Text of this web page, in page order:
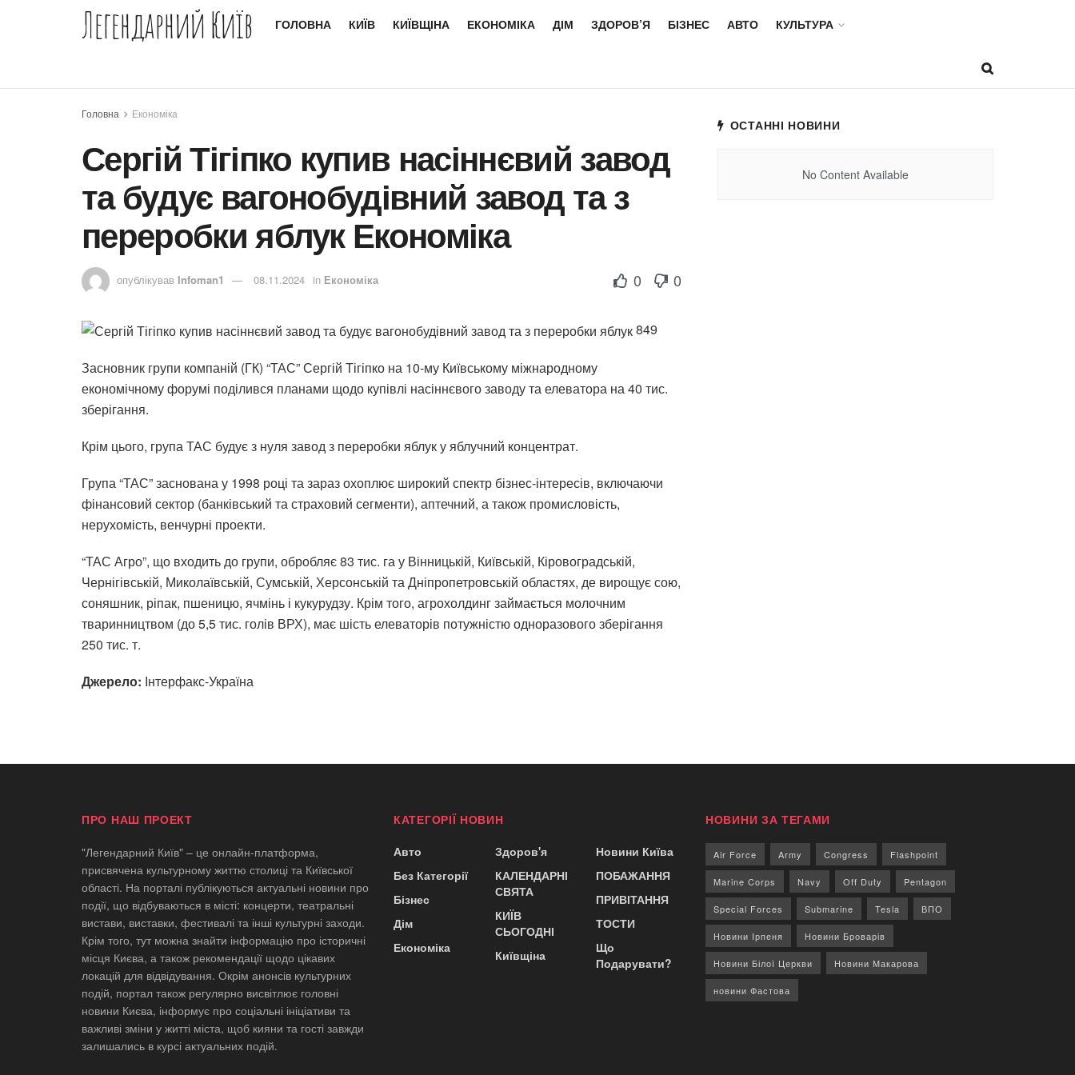
Легендарний Київ ГОЛОВНА КИЇВ КИЇВЩІНА ЕКОНОМІКА ДІМ ЗДОРОВ’Я БІЗНЕС АВТО КУЛЬТУРА
Головна Економіка
Сергій Тігіпко купив насіннєвий завод
та будує вагонобудівний завод та з
переробки яблук Економіка
опублікував Infoman1 08.11.2024 in Економіка 0 0
849
Засновник групи компаній (ГК) “ТАС” Сергій Тігіпко на 10-му Київському міжнародному
економічному форумі поділився планами щодо купівлі насіннєвого заводу та елеватора на 40 тис.
зберігання.
Крім цього, група ТАС будує з нуля завод з переробки яблук у яблучний концентрат.
Група “ТАС” заснована у 1998 році та зараз охоплює широкий спектр бізнес-інтересів, включаючи
фінансовий сектор (банківський та страховий сегменти), аптечний, а також промисловість,
нерухомість, венчурні проекти.
“ТАС Агро”, що входить до групи, обробляє 83 тис. га у Вінницькій, Київській, Кіровоградській,
Чернігівській, Миколаївській, Сумській, Херсонській та Дніпропетровській областях, де вирощує сою,
соняшник, ріпак, пшеницю, ячмінь і кукурудзу. Крім того, агрохолдинг займається молочним
тваринництвом (до 5,5 тис. голів ВРХ), має шість елеваторів потужністю одноразового зберігання
250 тис. т.
Джерело: Інтерфакс-Україна
ОСТАННІ НОВИНИ
No Content Available
ПРО НАШ ПРОЕКТ
"Легендарний Київ" – це онлайн-платформа,
присвячена культурному життю столиці та Київської
області. На порталі публікуються актуальні новини про
події, що відбуваються в місті: концерти, театральні
вистави, виставки, фестивалі та інші культурні заходи.
Крім того, тут можна знайти інформацію про історичні
місця Києва, а також рекомендації щодо цікавих
локацій для відвідування. Окрім анонсів культурних
подій, портал також регулярно висвітлює головні
новини Києва, інформує про соціальні ініціативи та
важливі зміни у житті міста, щоб кияни та гості завжди
залишались в курсі актуальних подій.
КАТЕГОРІЇ НОВИН
Авто
Без Категорії
Бізнес
Дім
Економіка
Здоров'я
КАЛЕНДАРНІ
СВЯТА
КИЇВ
СЬОГОДНІ
Київщіна
Новини Київа
ПОБАЖАННЯ
ПРИВІТАННЯ
ТОСТИ
Що
Подарувати?
НОВИНИ ЗА ТЕГАМИ
Air Force Army Congress Flashpoint
Marine Corps Navy Off Duty Pentagon
Special Forces Submarine Tesla ВПО
Новини Ірпеня Новини Броварів
Новини Білої Церкви Новини Макарова
новини Фастова